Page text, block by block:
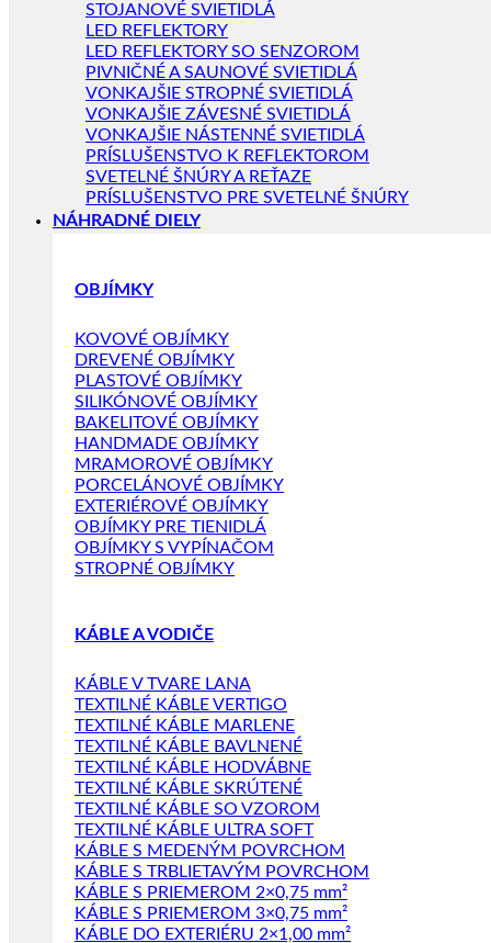
STOJANOVÉ SVIETIDLÁ
LED REFLEKTORY
LED REFLEKTORY SO SENZOROM
PIVNIČNÉ A SAUNOVÉ SVIETIDLÁ
VONKAJŠIE STROPNÉ SVIETIDLÁ
VONKAJŠIE ZÁVESNÉ SVIETIDLÁ
VONKAJŠIE NÁSTENNÉ SVIETIDLÁ
PRÍSLUŠENSTVO K REFLEKTOROM
SVETELNÉ ŠNÚRY A REŤAZE
PRÍSLUŠENSTVO PRE SVETELNÉ ŠNÚRY
NÁHRADNÉ DIELY
OBJÍMKY
KOVOVÉ OBJÍMKY
DREVENÉ OBJÍMKY
PLASTOVÉ OBJÍMKY
SILIKÓNOVÉ OBJÍMKY
BAKELITOVÉ OBJÍMKY
HANDMADE OBJÍMKY
MRAMOROVÉ OBJÍMKY
PORCELÁNOVÉ OBJÍMKY
EXTERIÉROVÉ OBJÍMKY
OBJÍMKY PRE TIENIDLÁ
OBJÍMKY S VYPÍNAČOM
STROPNÉ OBJÍMKY
KÁBLE A VODIČE
KÁBLE V TVARE LANA
TEXTILNÉ KÁBLE VERTIGO
TEXTILNÉ KÁBLE MARLENE
TEXTILNÉ KÁBLE BAVLNENÉ
TEXTILNÉ KÁBLE HODVÁBNE
TEXTILNÉ KÁBLE SKRÚTENÉ
TEXTILNÉ KÁBLE SO VZOROM
TEXTILNÉ KÁBLE ULTRA SOFT
KÁBLE S MEDENÝM POVRCHOM
KÁBLE S TRBLIETAVÝM POVRCHOM
KÁBLE S PRIEMEROM 2×0,75 mm²
KÁBLE S PRIEMEROM 3×0,75 mm²
KÁBLE DO EXTERIÉRU 2×1,00 mm²